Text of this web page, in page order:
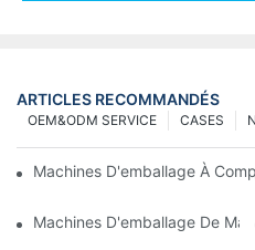
ARTICLES RECOMMANDÉS
CASES
OEM&ODM SERVICE
Machines D'emballage À
Machines D'emballage De